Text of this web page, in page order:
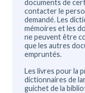
documents de
contacter le
demandé. Les
mémoires et les
ne peuvent être
que les autres
empruntés.
Les livres pour la
dictionnaires de
guichet de la